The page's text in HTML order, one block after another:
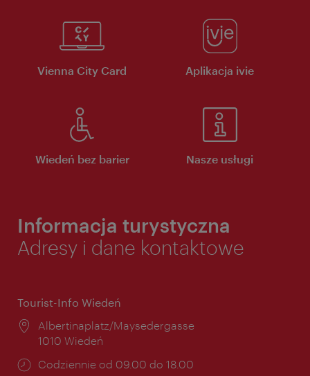
Vienna City Card Aplikacja ivie
Wiedeń bez barier Nasze usługi
Informacja turystyczna
Adresy i dane kontaktowe
Tourist-Info Wiedeń
Miejsce:
Albertinaplatz/Maysedergasse
1010 Wiedeń
Godziny
Codziennie od 09.00 do 18.00